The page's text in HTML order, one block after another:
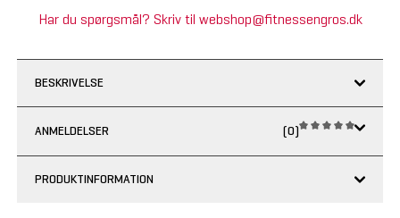
Har du spørgsmål? Skriv til webshop@fitnessengros.dk
BESKRIVELSE
ANMELDELSER (0)
PRODUKTINFORMATION